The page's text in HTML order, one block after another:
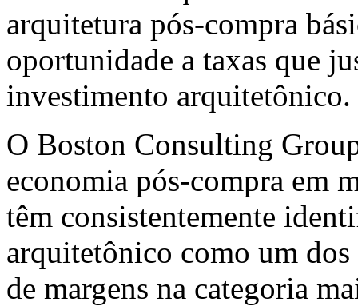
arquitetura pós-compra
oportunidade a taxas que
investimento arquitetônico.
O Boston Consulting
economia pós-compra em
têm consistentemente
arquitetônico como um dos
de margens na categoria